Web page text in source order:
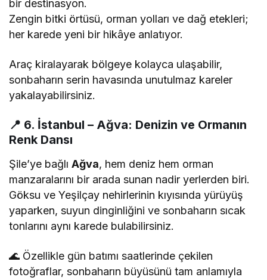
bir destinasyon.
Zengin bitki örtüsü, orman yolları ve dağ etekleri;
her karede yeni bir hikâye anlatıyor.
Araç kiralayarak bölgeye kolayca ulaşabilir,
sonbaharın serin havasında unutulmaz kareler
yakalayabilirsiniz.
📍 6. İstanbul – Ağva: Denizin ve Ormanın
Renk Dansı
Şile’ye bağlıAğva, hem deniz hem orman
manzaralarını bir arada sunan nadir yerlerden biri.
Göksu ve Yeşilçay nehirlerinin kıyısında yürüyüş
yaparken, suyun dinginliğini ve sonbaharın sıcak
tonlarını aynı karede bulabilirsiniz.
🌊 Özellikle gün batımı saatlerinde çekilen
fotoğraflar, sonbaharın büyüsünü tam anlamıyla